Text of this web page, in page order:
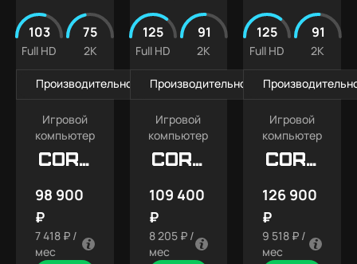
103
Full HD
75
2K
Производительность в играх
Игровой
компьютер
Core
98 900
₽
7 418 ₽ /
мес
125
Full HD
91
2K
Производительность в играх
Игровой
компьютер
Core
109 400
₽
8 205 ₽ /
мес
125
Full HD
91
2K
Игровой
компьютер
Core
126 900
₽
9 518 ₽ /
мес